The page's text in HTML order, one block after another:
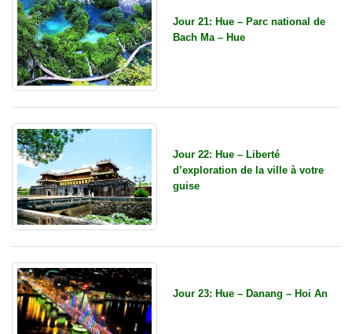
Jour 21: Hue – Parc national de
Bach Ma – Hue
Jour 22: Hue – Liberté
d’exploration de la ville à votre
guise
Jour 23: Hue – Danang – Hoi An